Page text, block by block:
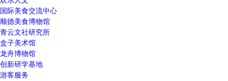
国际美食交流中心
顺德美食博物馆
青云文社研究所
盒子美术馆
龙舟博物馆
创新研学基地
游客服务